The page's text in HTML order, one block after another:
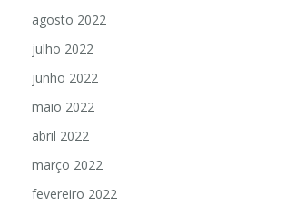
agosto 2022
julho 2022
junho 2022
maio 2022
abril 2022
março 2022
fevereiro 2022